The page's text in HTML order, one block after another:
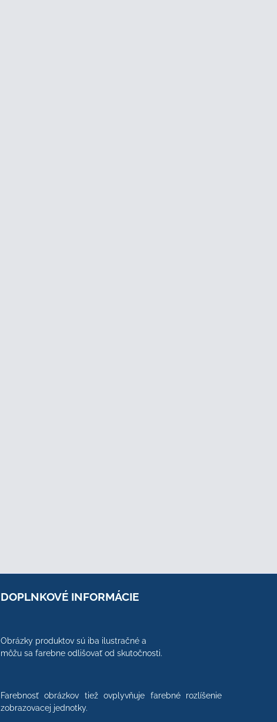
DOPLNKOVÉ INFORMÁCIE
Obrázky produktov sú iba ilustračné a
môžu sa farebne odlišovať od skutočnosti.
Farebnosť obrázkov tiež ovplyvňuje farebné rozlíšenie
zobrazovacej jednotky.